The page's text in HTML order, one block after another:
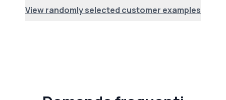
View randomly selected customer examples